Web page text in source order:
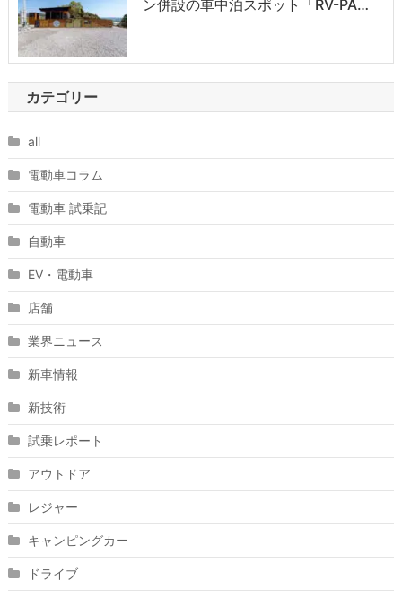
ン併設の車中泊スポット「RV-PA…
カテゴリー
all
電動車コラム
電動車 試乗記
自動車
EV・電動車
店舗
業界ニュース
新車情報
新技術
試乗レポート
アウトドア
レジャー
キャンピングカー
ドライブ